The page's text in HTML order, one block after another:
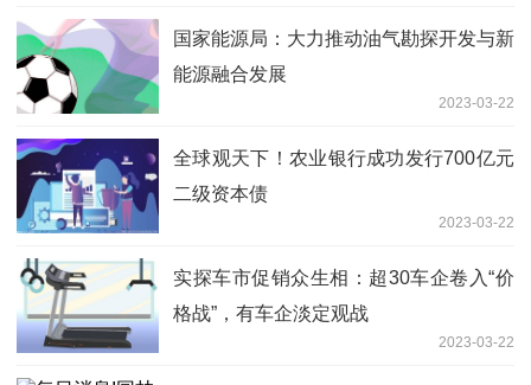
国家能源局：大力推动油气勘探开发与新
能源融合发展
2023-03-22
全球观天下！农业银行成功发行700亿元
二级资本债
2023-03-22
实探车市促销众生相：超30车企卷入“价
格战”，有车企淡定观战
2023-03-22